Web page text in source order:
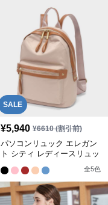
SALE
¥5,940 ¥6610(割引前)
パソコンリュック エレガン
ト シティ レディースリュッ
全5色